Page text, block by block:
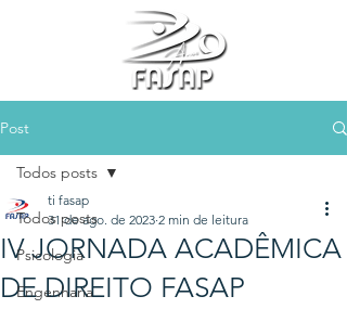
Post
Todos posts
Psicologia
Engenharia
Todos posts
IV JORNADA ACADÊMICA
DE DIREITO FASAP
ti fasap
31 de ago. de 2023 2 min de leitura